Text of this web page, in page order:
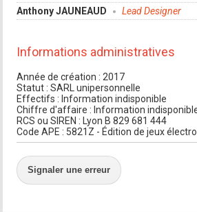
Anthony JAUNEAUD
Lead Designer
Informations administratives
Année de création : 2017
Statut : SARL unipersonnelle
Effectifs : Information indisponible
Chiffre d'affaire : Information
RCS ou SIREN : Lyon B 829 681 444
Code APE : 5821Z - Édition de jeux
Signaler une erreur